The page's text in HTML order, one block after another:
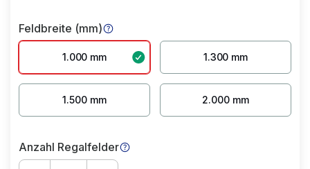
Feldbreite (mm)
1.000 mm 1.300 mm
1.500 mm 2.000 mm
Anzahl Regalfelder